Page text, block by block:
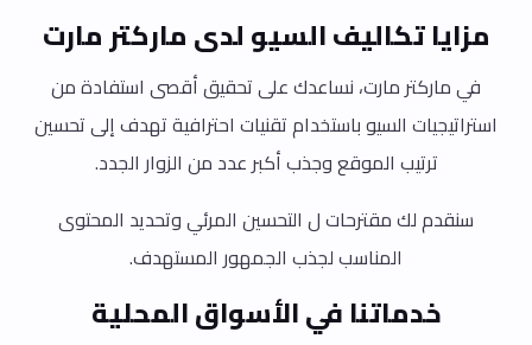
مزايا تكاليف السيو لدى ماركتر مارت
في ماركتر مارت، نساعدك على تحقيق أقصى استفادة من
استراتيجيات السيو باستخدام تقنيات احترافية تهدف إلى تحسين
ترتيب الموقع وجذب أكبر عدد من الزوار الجدد.
سنقدم لك مقترحات ل التحسين المرئي وتحديد المحتوى
المناسب لجذب الجمهور المستهدف.
خدماتنا في الأسواق المحلية